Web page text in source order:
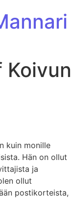
Koivun
kuin monille
Hän on ollut
ja
ollut
postikorteista,